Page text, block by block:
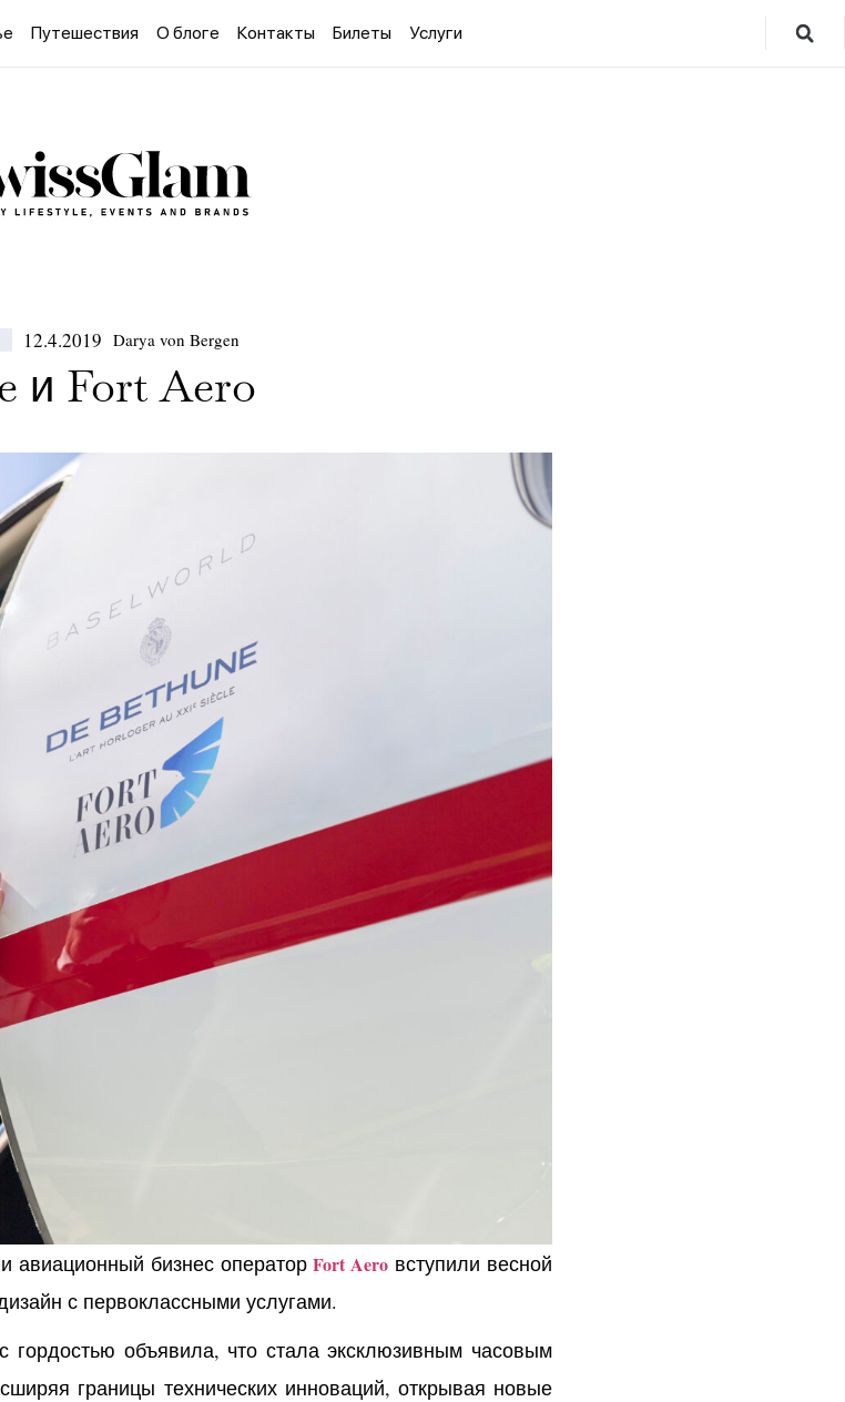
Путешествия О блоге Контакты Билеты Услуги
12.4.2019 Darya von Bergen
и Fort Aero
и авиационный бизнес операторFort Aero вступили весной
с первоклассными услугами.
гордостью объявила, что стала эксклюзивным часовым
границы технических инноваций, открывая новые